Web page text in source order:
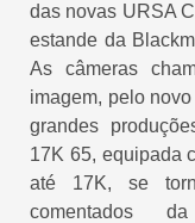
das novas URSA
estande da
As câmeras
imagem, pelo
grandes
17K 65, equipada
até 17K, se
comentados